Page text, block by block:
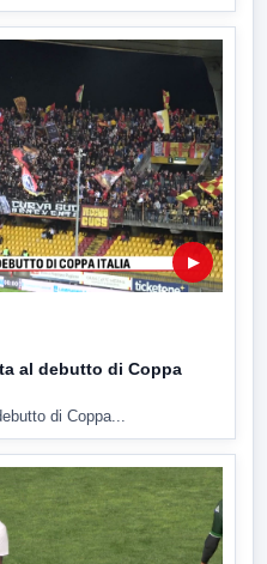
▶
al debutto di Coppa
di Coppa...